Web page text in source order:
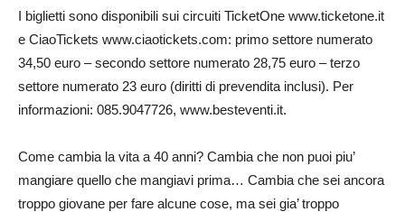
I biglietti sono disponibili sui circuiti TicketOne www.ticketone.it
e CiaoTickets www.ciaotickets.com: primo settore numerato
34,50 euro – secondo settore numerato 28,75 euro – terzo
settore numerato 23 euro (diritti di prevendita inclusi). Per
informazioni: 085.9047726, www.besteventi.it.
Come cambia la vita a 40 anni? Cambia che non puoi piu’
mangiare quello che mangiavi prima… Cambia che sei ancora
troppo giovane per fare alcune cose, ma sei gia’ troppo